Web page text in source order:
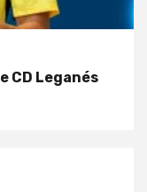
CD Leganés